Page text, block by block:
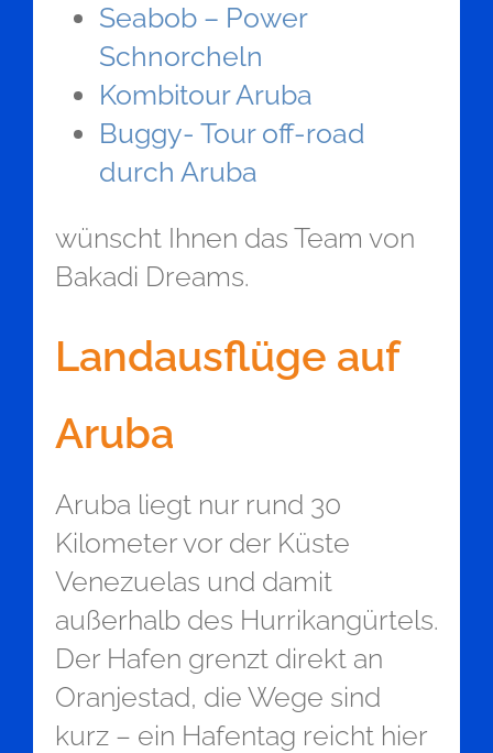
Seabob – Power
Schnorcheln
Kombitour Aruba
Buggy- Tour off-road
durch Aruba
wünscht Ihnen das Team von
Bakadi Dreams.
Landausflüge auf
Aruba
Aruba liegt nur rund 30
Kilometer vor der Küste
Venezuelas und damit
außerhalb des Hurrikangürtels.
Der Hafen grenzt direkt an
Oranjestad, die Wege sind
kurz – ein Hafentag reicht hier